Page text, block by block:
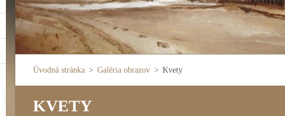
Úvodná stránka > Galéria obrazov > Kvety
KVETY